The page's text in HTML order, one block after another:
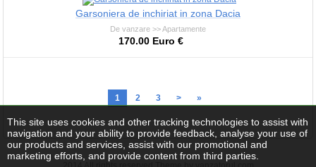
Garsoniera de inchiriat in zona Dacia
De vanzare >> Apartamente
170.00 Euro €
1 2 3 > »
This site uses cookies and other tracking technologies to assist with
navigation and your ability to provide feedback, analyse your use of
our products and services, assist with our promotional and
marketing efforts, and provide content from third parties.